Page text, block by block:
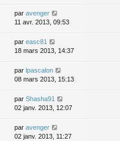
par avenger
11 avr. 2013, 09:53
par easc81
18 mars 2013, 14:37
par lpascalon
08 mars 2013, 15:13
par Shasha91
02 janv. 2013, 12:07
par avenger
02 janv. 2013, 11:27